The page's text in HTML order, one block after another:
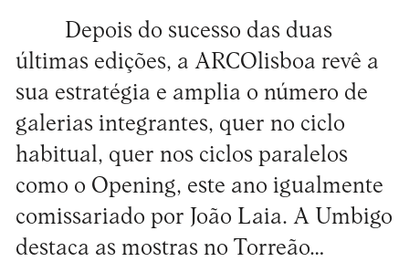
Depois do sucesso das duas
últimas edições, a ARCOlisboa revê a
sua estratégia e amplia o número de
galerias integrantes, quer no ciclo
habitual, quer nos ciclos paralelos
como o Opening, este ano igualmente
comissariado por João Laia. A Umbigo
destaca as mostras no Torreão…